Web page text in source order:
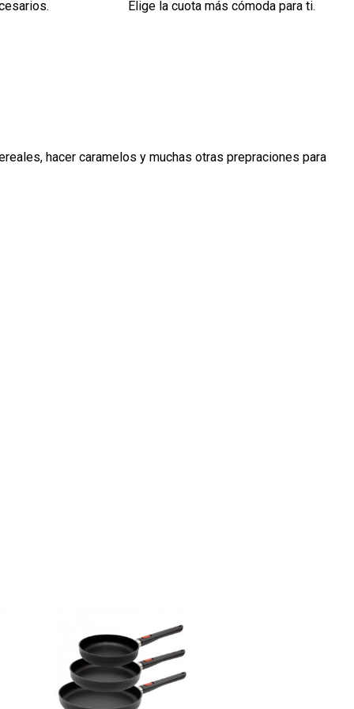
Elige la cuota más cómoda para ti.
hacer caramelos y muchas otras prepraciones para